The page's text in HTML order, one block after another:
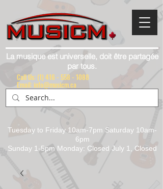
La musique est universelle, doit être partagée
par tous.
Tuesday to Friday 10am-7pm Saturday 10am-
6pm
Sunday 1-5pm Monday: Closed July 1, Closed
Call Us: (1) 416 - 558 - 1088
Email: info@musicm.ca